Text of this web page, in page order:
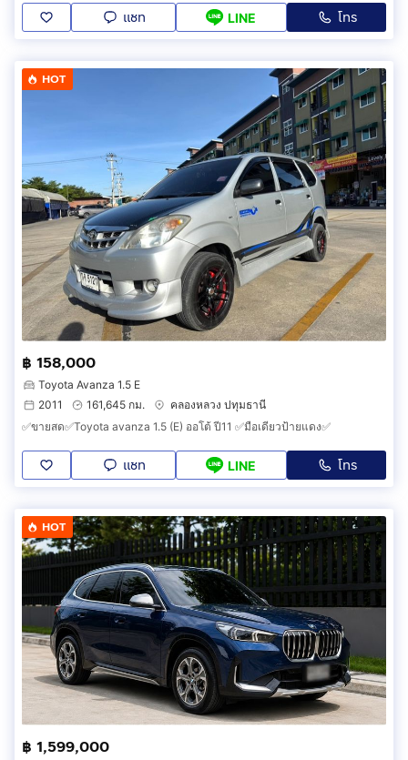
แชท LINE โทร
HOT
฿ 158,000
Toyota Avanza 1.5 E
2011
161,645 กม.
คลองหลวง ปทุมธานี
✅ขายสด✅Toyota avanza 1.5 (E) ออโต้ ปี11 ✅มือเดียวป้ายแดง✅
แชท LINE โทร
HOT
฿ 1,599,000